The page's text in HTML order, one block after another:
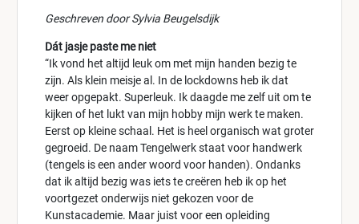
Geschreven door Sylvia Beugelsdijk
Dát jasje paste me niet
“Ik vond het altijd leuk om met mijn handen bezig te
zijn. Als klein meisje al. In de lockdowns heb ik dat
weer opgepakt. Superleuk. Ik daagde me zelf uit om te
kijken of het lukt van mijn hobby mijn werk te maken.
Eerst op kleine schaal. Het is heel organisch wat groter
gegroeid. De naam Tengelwerk staat voor handwerk
(tengels is een ander woord voor handen). Ondanks
dat ik altijd bezig was iets te creëren heb ik op het
voortgezet onderwijs niet gekozen voor de
Kunstacademie. Maar juist voor een opleiding